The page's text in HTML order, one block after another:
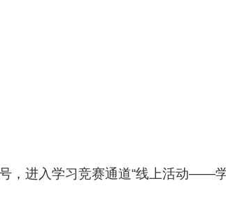
，进入学习竞赛通道“线上活动——